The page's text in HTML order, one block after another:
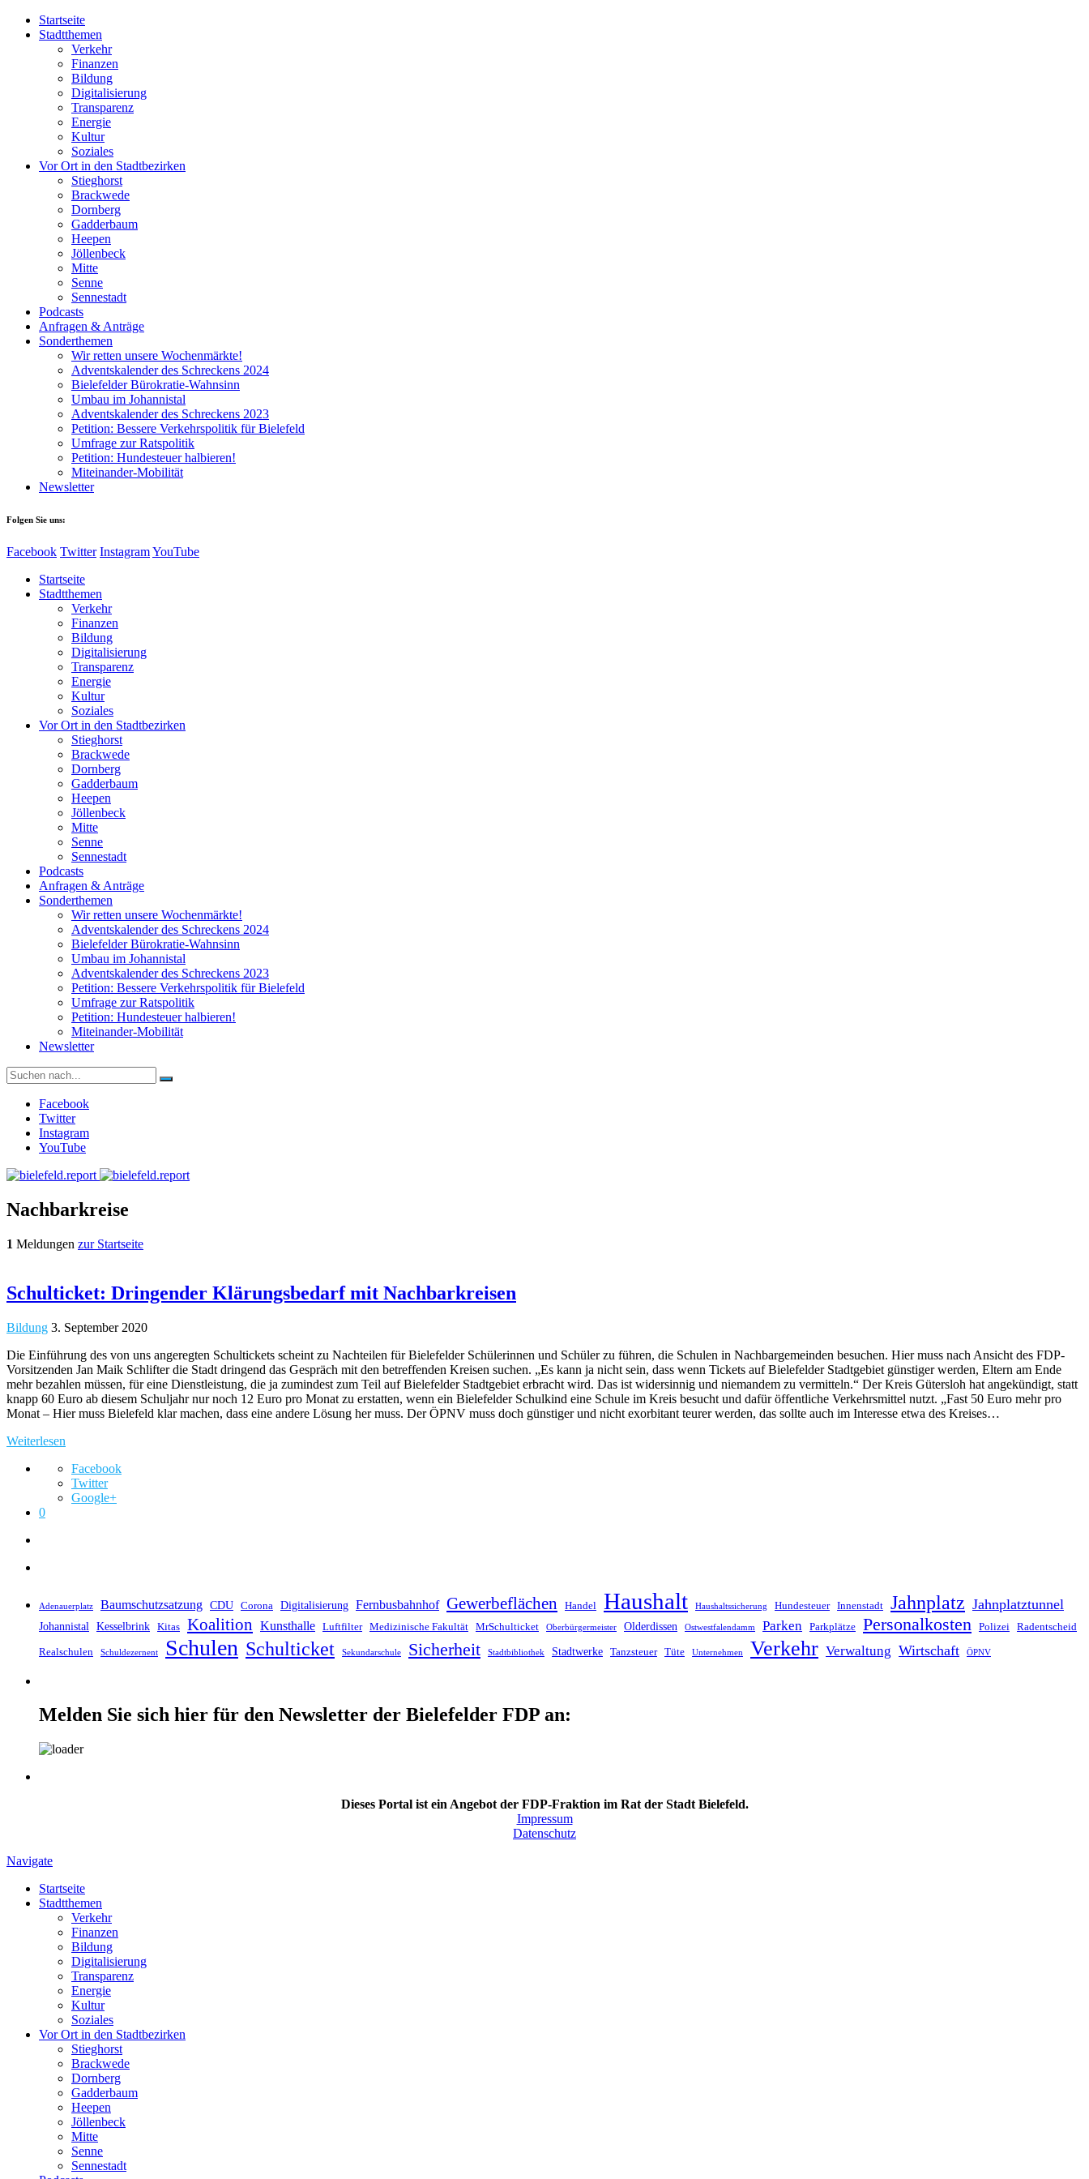
Startseite
Stadtthemen
Verkehr
Finanzen
Bildung
Digitalisierung
Transparenz
Energie
Kultur
Soziales
Vor Ort in den Stadtbezirken
Stieghorst
Brackwede
Dornberg
Gadderbaum
Heepen
Jöllenbeck
Mitte
Senne
Sennestadt
Podcasts
Anfragen & Anträge
Sonderthemen
Wir retten unsere Wochenmärkte!
Adventskalender des Schreckens 2024
Bielefelder Bürokratie-Wahnsinn
Umbau im Johannistal
Adventskalender des Schreckens 2023
Petition: Bessere Verkehrspolitik für Bielefeld​​
Umfrage zur Ratspolitik
Petition: Hundesteuer halbieren!
Miteinander-Mobilität
Newsletter
Folgen Sie uns:
Facebook Twitter InstagramYouTube
Startseite
Stadtthemen
Verkehr
Finanzen
Bildung
Digitalisierung
Transparenz
Energie
Kultur
Soziales
Vor Ort in den Stadtbezirken
Stieghorst
Brackwede
Dornberg
Gadderbaum
Heepen
Jöllenbeck
Mitte
Senne
Sennestadt
Podcasts
Anfragen & Anträge
Sonderthemen
Wir retten unsere Wochenmärkte!
Adventskalender des Schreckens 2024
Bielefelder Bürokratie-Wahnsinn
Umbau im Johannistal
Adventskalender des Schreckens 2023
Petition: Bessere Verkehrspolitik für Bielefeld​​
Umfrage zur Ratspolitik
Petition: Hundesteuer halbieren!
Miteinander-Mobilität
Newsletter
Suche
nach:
Facebook
Twitter
Instagram
YouTube
Nachbarkreise
1 Meldungen zur Startseite
Schulticket: Dringender Klärungsbedarf mit Nachbarkreisen
Bildung 3. September 2020
Die Einführung des von uns angeregten Schultickets scheint zu Nachteilen für Bielefelder Schülerinnen und Schüler zu führen, die Schulen in Nachbargemeinden besuchen. Hier muss nach Ansicht des FDP-
Vorsitzenden Jan Maik Schlifter die Stadt dringend das Gespräch mit den betreffenden Kreisen suchen. „Es kann ja nicht sein, dass wenn Tickets auf Bielefelder Stadtgebiet günstiger werden, Eltern am Ende
mehr bezahlen müssen, für eine Dienstleistung, die ja zumindest zum Teil auf Bielefelder Stadtgebiet erbracht wird. Das ist widersinnig und niemandem zu vermitteln.“ Der Kreis Gütersloh hat angekündigt, statt
knapp 60 Euro ab diesem Schuljahr nur noch 12 Euro pro Monat zu erstatten, wenn ein Bielefelder Schulkind eine Schule im Kreis besucht und dafür öffentliche Verkehrsmittel nutzt. „Fast 50 Euro mehr pro
Monat – Hier muss Bielefeld klar machen, dass eine andere Lösung her muss. Der ÖPNV muss doch günstiger und nicht exorbitant teurer werden, das sollte auch im Interesse etwa des Kreises…
Weiterlesen
Facebook
Twitter
Google+
0
Adenauerplatz Baumschutzsatzung CDU Corona Digitalisierung Fernbusbahnhof Gewerbeflächen Handel Haushalt Haushaltssicherung Hundesteuer Innenstadt Jahnplatz Jahnplatztunnel
Johannistal Kesselbrink Kitas Koalition Kunsthalle Luftfilter Medizinische Fakultät MrSchulticket Oberbürgermeister Olderdissen Ostwestfalendamm Parken Parkplätze Personalkosten Polizei Radentscheid
Realschulen Schuldezernent Schulen Schulticket Sekundarschule Sicherheit Stadtbibliothek Stadtwerke Tanzsteuer Tüte Unternehmen Verkehr Verwaltung Wirtschaft ÖPNV
Melden Sie sich hier für den Newsletter der Bielefelder FDP an:
Dieses Portal ist ein Angebot der FDP-Fraktion im Rat der Stadt Bielefeld.
Impressum
Datenschutz
Navigate
Startseite
Stadtthemen
Verkehr
Finanzen
Bildung
Digitalisierung
Transparenz
Energie
Kultur
Soziales
Vor Ort in den Stadtbezirken
Stieghorst
Brackwede
Dornberg
Gadderbaum
Heepen
Jöllenbeck
Mitte
Senne
Sennestadt